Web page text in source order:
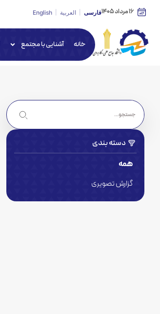
16 مرداد 1405 فارسی العربية English
خانه آشنایی با مجتمع
دسته بندی
گزارش تصویری
همه